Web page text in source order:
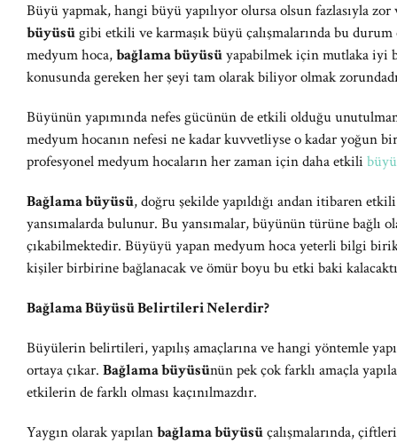
Büyü yapmak, hangi büyü yapılıyor olursa olsun fazlasıyla
büyüsügibi etkili ve karmaşık büyü çalışmalarında bu
medyum hoca,bağlama büyüsüyapabilmek için mutlaka iyi
konusunda gereken her şeyi tam olarak biliyor olmak
Büyünün yapımında nefes gücünün de etkili olduğu
medyum hocanın nefesi ne kadar kuvvetliyse o kadar yoğun
profesyonel medyum hocaların her zaman için daha etkili
Bağlama büyüsü, doğru şekilde yapıldığı andan itibaren
yansımalarda bulunur. Bu yansımalar, büyünün türüne bağlı
çıkabilmektedir. Büyüyü yapan medyum hoca yeterli bilgi
kişiler birbirine bağlanacak ve ömür boyu bu etki baki
Bağlama Büyüsü Belirtileri Nelerdir?
Büyülerin belirtileri, yapılış amaçlarına ve hangi yöntemle
ortaya çıkar. Bağlama büyüsünün pek çok farklı amaçla
etkilerin de farklı olması kaçınılmazdır.
Yaygın olarak yapılanbağlama büyüsüçalışmalarında,